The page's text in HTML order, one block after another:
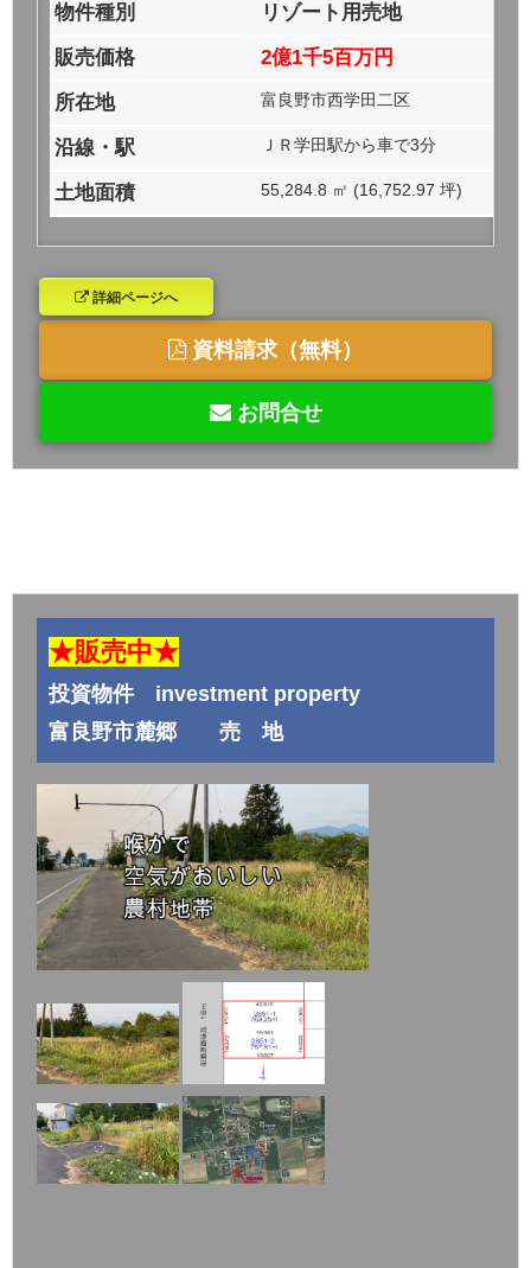
物件種別
リゾート用売地
販売価格
2億1千5百万円
所在地
富良野市西学田二区
沿線・駅 ＪＲ学田駅から車で3分
土地面積 55,284.8 ㎡ (16,752.97 坪)
詳細ページへ
資料請求（無料）
お問合せ
★販売中★
投資物件 investment property
富良野市麓郷 売 地